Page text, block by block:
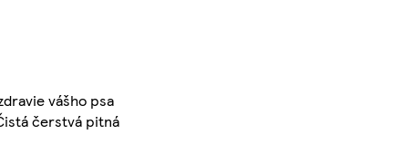
vášho psa
čerstvá pitná